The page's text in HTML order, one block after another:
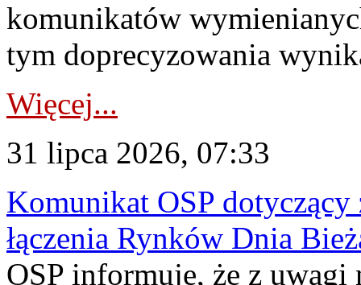
komunikatów
tym doprecyzowania
Więcej...
31 lipca 2026, 07:33
Komunikat OSP dotyczący
łączenia Rynków Dnia
OSP informuje, że z uwagi